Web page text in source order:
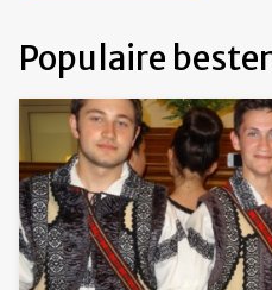
Populaire